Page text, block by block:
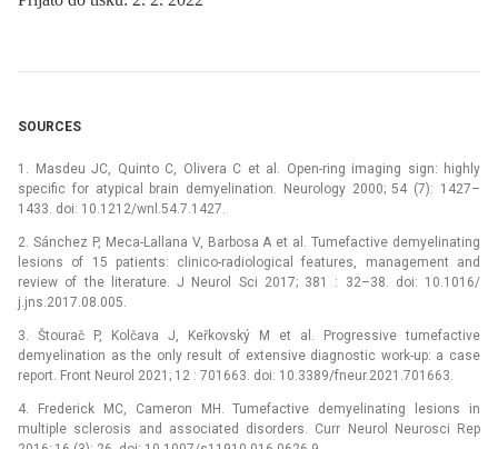
SOURCES
1. Masdeu JC, Quinto C, Olivera C et al. Open-ring imaging sign: highly
specific for atypical brain demyelination. Neurology 2000; 54 (7): 1427–
1433. doi: 10.1212/wnl.54.7.1427.
2. Sánchez P, Meca-Lallana V, Barbosa A et al. Tumefactive demyelinating
lesions of 15 patients: clinico-radiological features, management and
review of the literature. J Neurol Sci 2017; 381 : 32–38. doi: 10.1016/
j.jns.2017.08.005.
3. Štourač P, Kolčava J, Keřkovský M et al. Progressive tumefactive
demyelination as the only result of extensive dia­gnostic work-up: a case
report. Front Neurol 2021; 12 : 701663. doi: 10.3389/fneur.2021.701663.
4. Frederick MC, Cameron MH. Tumefactive demyelinating lesions in
multiple sclerosis and associated disorders. Curr Neurol Neurosci Rep